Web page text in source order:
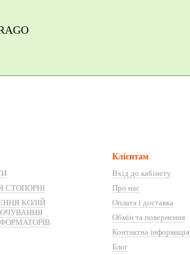
СТОПОРНІ
КОЛІЙ
Клієнтам
Вхід до кабінету
Про нас
Оплата і доставка
Обмін та повернення
Контактна інформація
Блог